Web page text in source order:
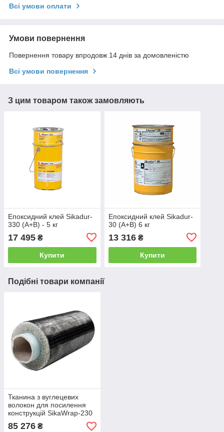
Всі умови оплати
Умови повернення
Повернення товару впродовж 14 днів за домовленістю
Всі умови повернення
З цим товаром також замовляють
Епоксидний клей Sikadur-
330 (A+B) - 5 кг
17 495 ₴
Купити
Епоксидний клей Sikadur-
30 (A+B) 6 кг
13 316₴
Купити
Подібні товари компанії
Тканина з вуглецевих
волокон для посилення
конструкцій SikaWrap-230
C, 600 мм/50 м
85 276 ₴